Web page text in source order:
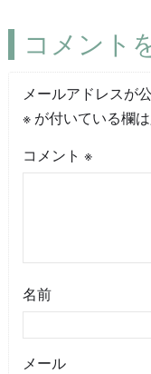
コメント
メールアドレスが
※が付いている欄
コメント ※
名前
メール